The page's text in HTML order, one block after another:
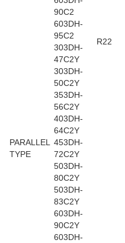
R22
90C2
603DH-
95C2
PARALLEL
TYPE
303DH-
47C2Y
303DH-
50C2Y
353DH-
56C2Y
403DH-
64C2Y
453DH-
72C2Y
503DH-
80C2Y
503DH-
83C2Y
603DH-
90C2Y
603DH-